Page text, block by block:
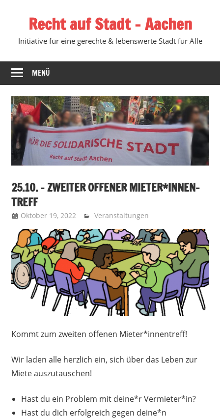
Recht auf Stadt – Aachen
Initiative für eine gerechte & lebenswerte Stadt für Alle
MENÜ
25.10. – ZWEITER OFFENER MIETER*INNEN-
TREFF
Oktober 19, 2022 Recht auf Stadt Aachen
Veranstaltungen
Kommt zum zweiten offenen Mieter*innentreff!
Wir laden alle herzlich ein, sich über das Leben zur
Miete auszutauschen!
Hast du ein Problem mit deine*r Vermieter*in?
Hast du dich erfolgreich gegen deine*n